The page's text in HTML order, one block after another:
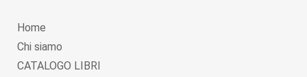
Home
Chi siamo
CATALOGO LIBRI